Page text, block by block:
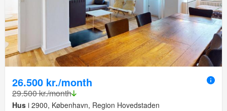
26.500 kr./month
29.500 kr./month
Hus i 2900, København, Region Hovedstaden